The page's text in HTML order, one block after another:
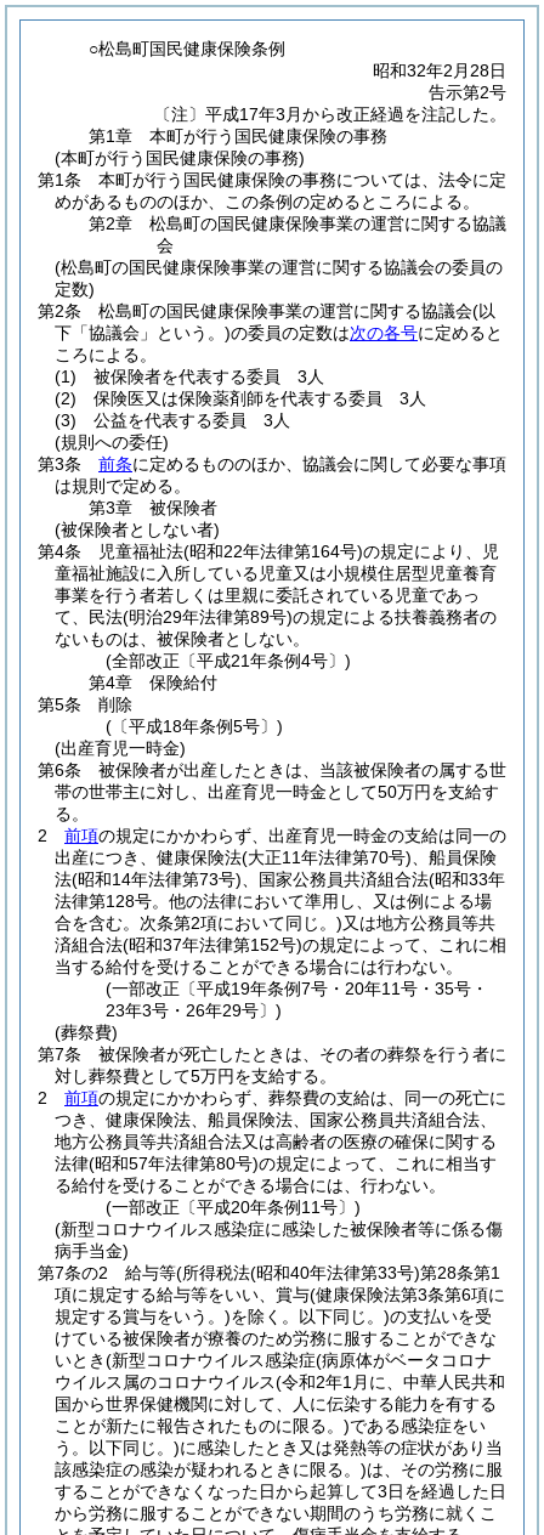
○松島町国民健康保険条例
昭和32年2月28日
告示第2号
〔注〕平成17年3月から改正経過を注記した。
第1章
本町が行う国民健康保険の事務
(本町が行う国民健康保険の事務)
第1条
本町が行う国民健康保険の事務については、法令に定
めがあるもののほか、この条例の定めるところによる。
第2章
松島町の国民健康保険事業の運営に関する協議
会
(松島町の国民健康保険事業の運営に関する協議会の委員の
定数)
第2条
松島町の国民健康保険事業の運営に関する協議会(以
下「協議会」という。)の委員の定数は次の各号に定めると
ころによる。
(1)
被保険者を代表する委員 3人
(2)
保険医又は保険薬剤師を代表する委員 3人
(3)
公益を代表する委員 3人
(規則への委任)
第3条
前条に定めるもののほか、協議会に関して必要な事項
は規則で定める。
第3章
被保険者
(被保険者としない者)
第4条
児童福祉法(昭和22年法律第164号)の規定により、児
童福祉施設に入所している児童又は小規模住居型児童養育
事業を行う者若しくは里親に委託されている児童であっ
て、民法(明治29年法律第89号)の規定による扶養義務者の
ないものは、被保険者としない。
(全部改正〔平成21年条例4号〕)
第4章
保険給付
第5条
削除
(〔平成18年条例5号〕)
(出産育児一時金)
第6条
被保険者が出産したときは、当該被保険者の属する世
帯の世帯主に対し、出産育児一時金として50万円を支給す
る。
2
前項の規定にかかわらず、出産育児一時金の支給は同一の
出産につき、健康保険法(大正11年法律第70号) 、船員保険
法(昭和14年法律第73号) 、国家公務員共済組合法(昭和33年
法律第128号。他の法律において準用し、又は例による場
合を含む。次条第2項において同じ。)又は地方公務員等共
済組合法(昭和37年法律第152号)の規定によって、これに相
当する給付を受けることができる場合には行わない。
(一部改正〔平成19年条例7号・20年11号・35号・
23年3号・26年29号〕)
(葬祭費)
第7条
被保険者が死亡したときは、その者の葬祭を行う者に
対し葬祭費として5万円を支給する。
2
前項の規定にかかわらず、葬祭費の支給は、同一の死亡に
つき、健康保険法、船員保険法、国家公務員共済組合法、
地方公務員等共済組合法又は高齢者の医療の確保に関する
法律(昭和57年法律第80号)の規定によって、これに相当す
る給付を受けることができる場合には、行わない。
(一部改正〔平成20年条例11号〕)
(新型コロナウイルス感染症に感染した被保険者等に係る傷
病手当金)
第7条の2
給与等(所得税法(昭和40年法律第33号)第28条第1
項に規定する給与等をいい、賞与(健康保険法第3条第6項に
規定する賞与をいう。)を除く。以下同じ。)の支払いを受
けている被保険者が療養のため労務に服することができな
いとき(新型コロナウイルス感染症(病原体がベータコロナ
ウイルス属のコロナウイルス(令和2年1月に、中華人民共和
国から世界保健機関に対して、人に伝染する能力を有する
ことが新たに報告されたものに限る。)である感染症をい
う。以下同じ。)に感染したとき又は発熱等の症状があり当
該感染症の感染が疑われるときに限る。)は、その労務に服
することができなくなった日から起算して3日を経過した日
から労務に服することができない期間のうち労務に就くこ